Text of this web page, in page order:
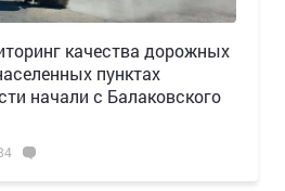
качества дорожных
пунктах
начали с Балаковского